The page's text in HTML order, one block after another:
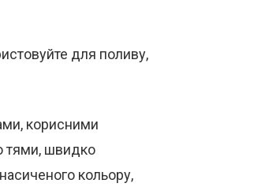
для поливу,
корисними
тями, швидко
кольору,